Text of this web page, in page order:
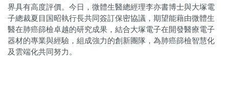
界具有高度評價。今日，微體生醫總經理李亦書博士與大塚電
子總裁夏目国昭執行長共同簽訂保密協議，期望能藉由微體生
醫在肺癌篩檢卓越的研究成果，結合大塚電子在開發醫療電子
器材的專業與經驗，組成強力的創新團隊，為肺癌篩檢智慧化
及雲端化共同努力。